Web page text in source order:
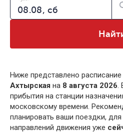
Ниже представлено
Ахтырская на 8 августа 2026.
прибытия на станции
московскому времени.
планировать ваши поездки,
направлений движения уже